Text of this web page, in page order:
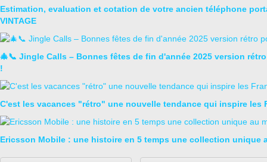
Estimation, evaluation et cotation de votre ancien téléphone
VINTAGE
🎄📞 Jingle Calls – Bonnes fêtes de fin d'année 2025 version
!
C'est les vacances "rétro" une nouvelle tendance qui inspire les
Ericsson Mobile : une histoire en 5 temps une collection unique